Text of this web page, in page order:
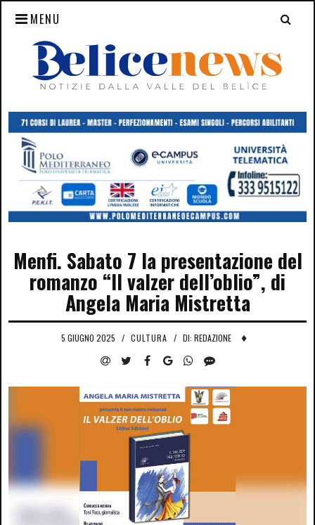
MENU
Menfi. Sabato 7 la presentazione del
romanzo “Il valzer dell’oblio”, di
Angela Maria Mistretta
5 GIUGNO 2025 / CULTURA / DI: REDAZIONE ♦